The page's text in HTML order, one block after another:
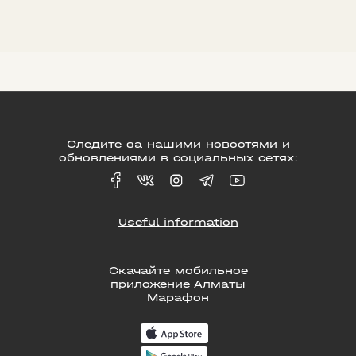
Скачайте мобильное
приложение Алматы
Марафон
Следите за нашими новостями и
обновлениями в социальных сетях:
Useful information